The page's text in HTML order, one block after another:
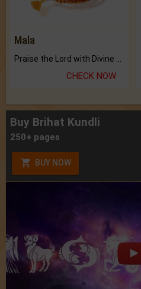
Mala
Praise the Lord with Divine Energies of Mala.
CHECK NOW
Buy Brihat Kundli
250+ pages
BUY NOW